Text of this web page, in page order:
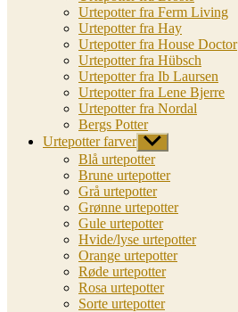
Urtepotter fra Ferm Living
Urtepotter fra Hay
Urtepotter fra House Doctor
Urtepotter fra Hübsch
Urtepotter fra Ib Laursen
Urtepotter fra Lene Bjerre
Urtepotter fra Nordal
Bergs Potter
Urtepotter farver Vis
undermenu
Blå urtepotter
Brune urtepotter
Grå urtepotter
Grønne urtepotter
Gule urtepotter
Hvide/lyse urtepotter
Orange urtepotter
Røde urtepotter
Rosa urtepotter
Sorte urtepotter